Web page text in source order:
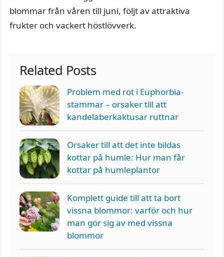
blommar från våren till juni, följt av attraktiva
frukter och vackert höstlövverk.
Related Posts
Problem med rot i Euphorbia-
stammar – orsaker till att
kandelaberkaktusar ruttnar
Orsaker till att det inte bildas
kottar på humle: Hur man får
kottar på humleplantor
Komplett guide till att ta bort
vissna blommor: varför och hur
man gör sig av med vissna
blommor